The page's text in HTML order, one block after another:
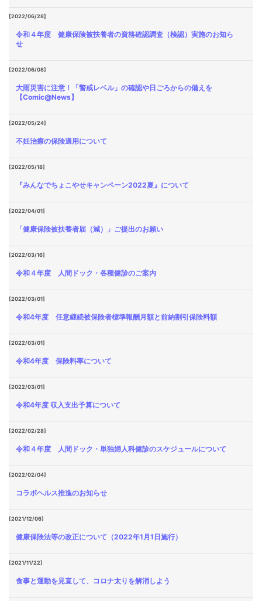
[2022/06/28]
令和４年度 健康保険被扶養者の資格確認調査（検認）実施のお知ら
せ
[2022/06/08]
大雨災害に注意！「警戒レベル」の確認や日ごろからの備えを
【Comic@News】
[2022/05/24]
不妊治療の保険適用について
[2022/05/18]
『みんなでちょこやせキャンペーン2022夏』について
[2022/04/01]
「健康保険被扶養者届（減）」ご提出のお願い
[2022/03/16]
令和４年度 人間ドック・各種健診のご案内
[2022/03/01]
令和4年度 任意継続被保険者標準報酬月額と前納割引保険料額
[2022/03/01]
令和4年度 保険料率について
[2022/03/01]
令和4年度 収入支出予算について
[2022/02/28]
令和４年度 人間ドック・単独婦人科健診のスケジュールについて
[2022/02/04]
コラボヘルス推進のお知らせ
[2021/12/06]
健康保険法等の改正について（2022年1月1日施行）
[2021/11/22]
食事と運動を見直して、コロナ太りを解消しよう